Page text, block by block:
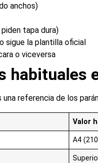
anchos)
tapa dura)
sigue la plantilla oficial
o viceversa
referencia de los
Valor
A4